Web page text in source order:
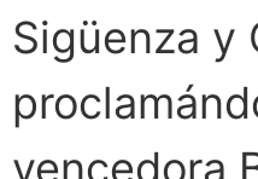
Sigüenza y
vencedora